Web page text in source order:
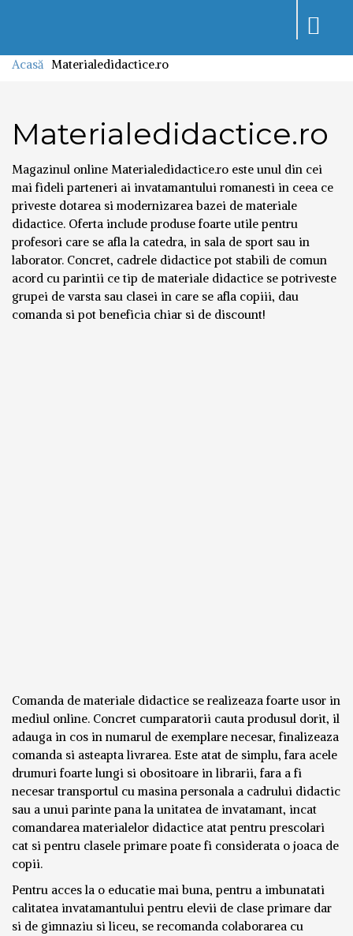
Toggle
Acasă Materialedidactice.ro
Materialedidactice.ro
Magazinul online Materialedidactice.ro este unul din cei
mai fideli parteneri ai invatamantului romanesti in ceea ce
priveste dotarea si modernizarea bazei de materiale
didactice. Oferta include produse foarte utile pentru
profesori care se afla la catedra, in sala de sport sau in
laborator. Concret, cadrele didactice pot stabili de comun
acord cu parintii ce tip de materiale didactice se potriveste
grupei de varsta sau clasei in care se afla copiii, dau
comanda si pot beneficia chiar si de discount!
Comanda de materiale didactice se realizeaza foarte usor in
mediul online. Concret cumparatorii cauta produsul dorit, il
adauga in cos in numarul de exemplare necesar, finalizeaza
comanda si asteapta livrarea. Este atat de simplu, fara acele
drumuri foarte lungi si obositoare in librarii, fara a fi
necesar transportul cu masina personala a cadrului didactic
sau a unui parinte pana la unitatea de invatamant, incat
comandarea materialelor didactice atat pentru prescolari
cat si pentru clasele primare poate fi considerata o joaca de
copii.
Pentru acces la o educatie mai buna, pentru a imbunatati
calitatea invatamantului pentru elevii de clase primare dar
si de gimnaziu si liceu, se recomanda colaborarea cu